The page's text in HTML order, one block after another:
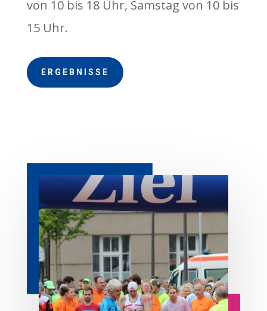
von 10 bis 18 Uhr, Samstag von 10 bis
15 Uhr.
ERGEBNISSE